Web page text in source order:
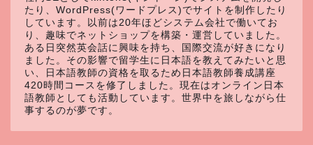
たり、WordPress(ワードプレス)でサイトを制作したり
しています。以前は20年ほどシステム会社で働いてお
り、趣味でネットショップを構築・運営していました。
ある日突然英会話に興味を持ち、国際交流が好きになり
ました。その影響で留学生に日本語を教えてみたいと思
い、日本語教師の資格を取るため日本語教師養成講座
420時間コースを修了しました。現在はオンライン日本
語教師としても活動しています。世界中を旅しながら仕
事するのが夢です。